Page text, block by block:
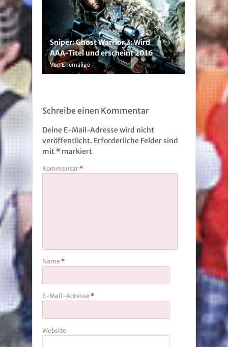
Sniper: Ghost Warrior 3: Wird
AAA-Titel und erscheint 2016
Von Ehemalige
Schreibe einen Kommentar
Deine E-Mail-Adresse wird nicht
veröffentlicht. Erforderliche Felder sind
mit * markiert
Kommentar *
Name *
E-Mail-Adresse *
Website